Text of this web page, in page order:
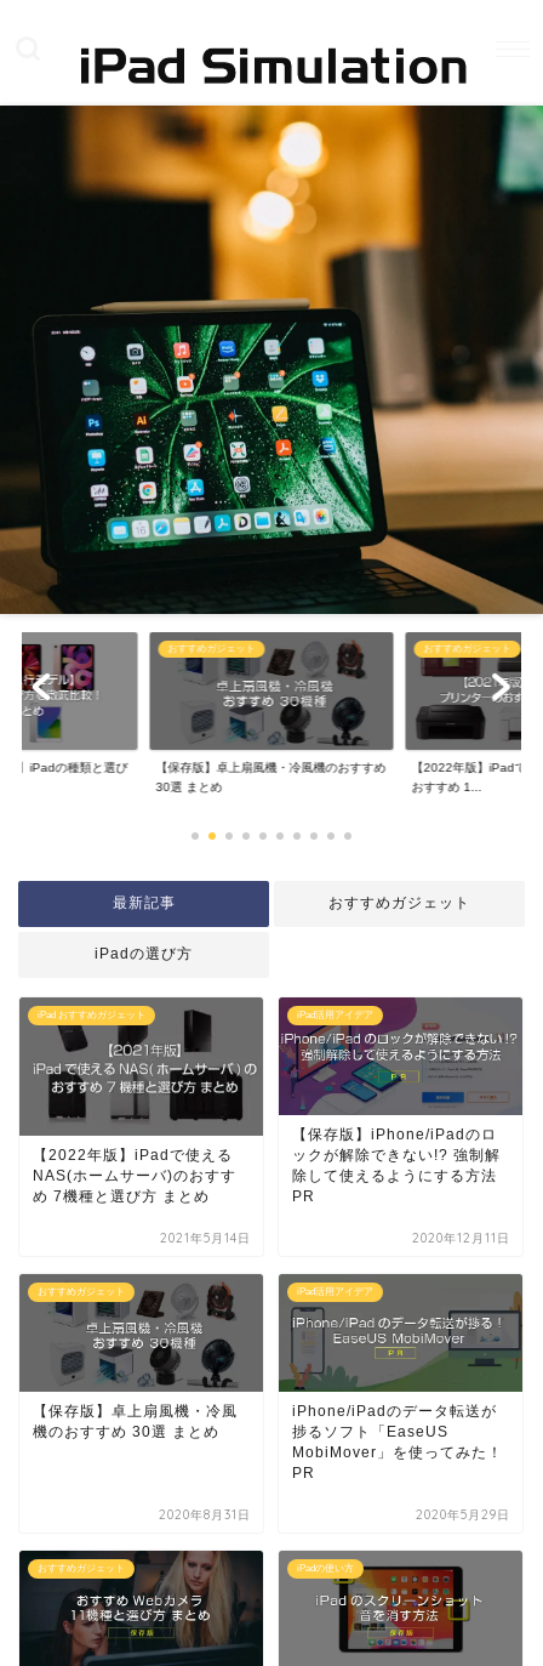
ル】iPadの種類と選び
おすすめガジェット
【保存版】卓上扇風機・冷風機のおすすめ
30選 まとめ
おすすめガジェット
【2022年版】iPadで
おすすめ 1...
最新記事 おすすめガジェット
iPadの選び方
iPad おすすめガジェット
【2022年版】iPadで使える
NAS(ホームサーバ)のおすす
め 7機種と選び方 まとめ
2021年5月14日
iPad活用アイデア
【保存版】iPhone/iPadのロ
ックが解除できない!? 強制解
除して使えるようにする方法
PR
2020年12月11日
おすすめガジェット
【保存版】卓上扇風機・冷風
機のおすすめ 30選 まとめ
2020年8月31日
iPad活用アイデア
iPhone/iPadのデータ転送が
捗るソフト「EaseUS
MobiMover」を使ってみた！
PR
2020年5月29日
おすすめガジェット iPadの使い方